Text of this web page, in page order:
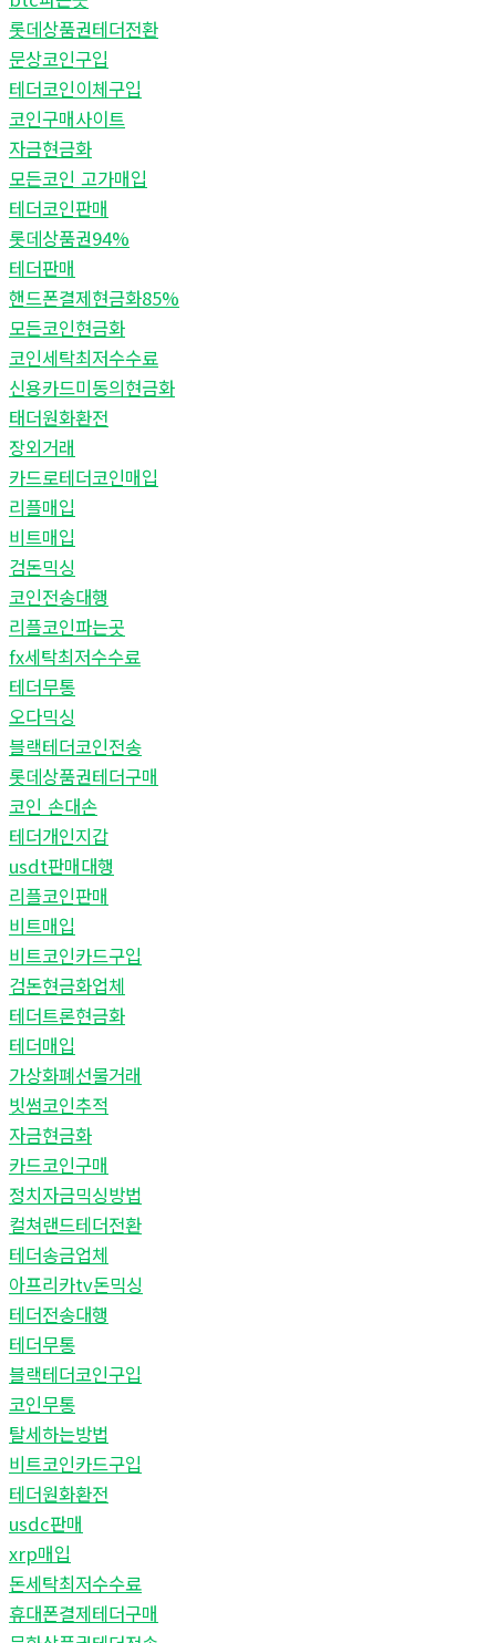
롯데상품권테더전환
문상코인구입
테더코인이체구입
코인구매사이트
자금현금화
모든코인 고가매입
테더코인판매
롯데상품권94%
테더판매
핸드폰결제현금화85%
모든코인현금화
코인세탁최저수수료
신용카드미동의현금화
태더원화환전
장외거래
카드로테더코인매입
리플매입
비트매입
검돈믹싱
코인전송대행
리플코인파는곳
fx세탁최저수수료
테더무통
오다믹싱
블랙테더코인전송
롯데상품권테더구매
코인 손대손
테더개인지갑
usdt판매대행
리플코인판매
비트매입
비트코인카드구입
검돈현금화업체
테더트론현금화
테더매입
가상화폐선물거래
빗썸코인추적
자금현금화
카드코인구매
정치자금믹싱방법
컬쳐랜드테더전환
테더송금업체
아프리카tv돈믹싱
테더전송대행
테더무통
블랙테더코인구입
코인무통
탈세하는방법
비트코인카드구입
테더원화환전
usdc판매
xrp매입
돈세탁최저수수료
휴대폰결제테더구매